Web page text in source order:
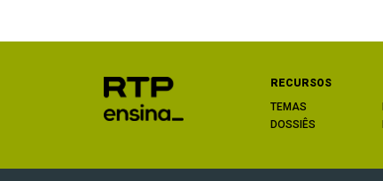
RECURSOS
TEMAS
DOSSIÊS